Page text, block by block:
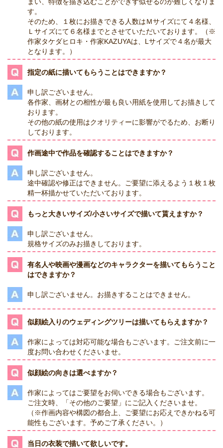
す。
そのため、１枚にお描きできる人数はＭサイズにて４名様、
Ｌサイズにて６名様までとさせていただいております。（※
作家タケダヒロキ・作家KAZUYAは、Lサイズで４名が最大
となります。）
指定の紙に描いてもらうことはできますか？
申し訳ございません。
各作家、画材との相性が最も良い用紙を使用してお描きして
おります。
その他の紙の使用はクオリティーに影響がでるため、お断り
しております。
作画途中で作品を確認することはできますか？
申し訳ございません。
途中確認や修正はできません。ご要望に添えるよう１枚１枚
精一杯描かせていただいております。
もっと大きいサイズ/小さいサイズで描いて貰えますか？
申し訳ございません。
規格サイズのみお描きしております。
有名人や映画や漫画などのキャラクターを描いてもらうこと
はできますか？
申し訳ございません。お描きすることはできません。
似顔絵入りのウェディングツリーは描いてもらえますか？
作家によっては対応可能な場合もございます。ご注文前に一
度お問い合わせくださいませ。
似顔絵の向きは選べますか？
作家によってはご要望をお伺いできる場合もございます。
ご注文時、「その他のご要望」にご記入くださいませ。
（※作画内容や構図の都合上、ご要望にお応えできかねる可
能性もございます。予めご了承ください。）
当日の衣装で描いて欲しいです。